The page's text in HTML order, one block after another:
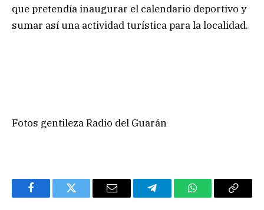
que pretendía inaugurar el calendario deportivo y
sumar así una actividad turística para la localidad.
Fotos gentileza Radio del Guarán
FacebookTwitter Email TelegramWhatsAppCopy